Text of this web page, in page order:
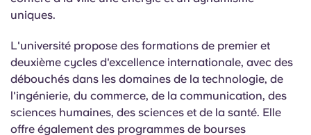
uniques.
L'université propose des formations de premier et
deuxième cycles d'excellence internationale, avec des
débouchés dans les domaines de la technologie, de
l'ingénierie, du commerce, de la communication, des
sciences humaines, des sciences et de la santé. Elle
offre également des programmes de bourses